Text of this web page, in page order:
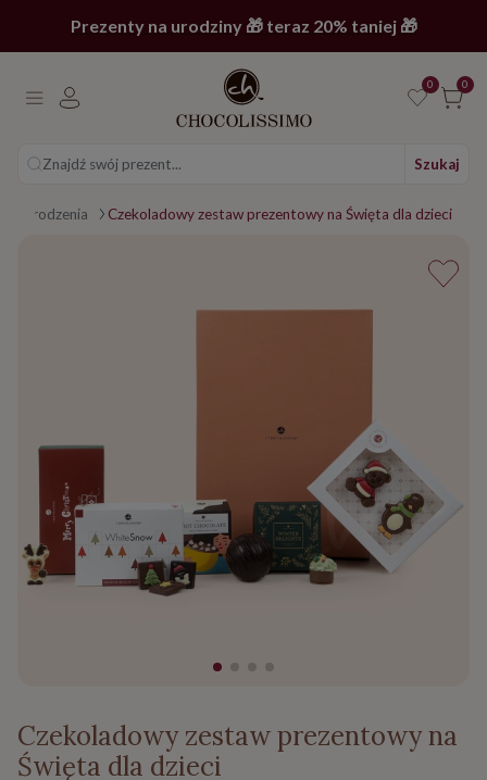
Prezenty na urodziny 🎁 teraz 20% taniej 🎁
0 0
Znajdź swój prezent... Szukaj
Narodzenia Czekoladowy zestaw prezentowy na Święta dla dzieci
Czekoladowy zestaw prezentowy na
Święta dla dzieci